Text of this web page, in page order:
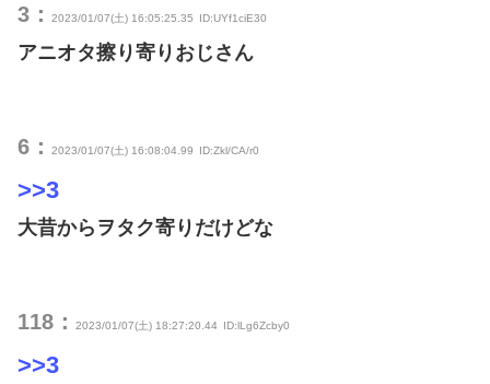
3： 2023/01/07(土) 16:05:25.35 ID:UYf1ciE30
アニオタ擦り寄りおじさん
6： 2023/01/07(土) 16:08:04.99 ID:Zkl/CA/r0
>>3
大昔からヲタク寄りだけどな
118： 2023/01/07(土) 18:27:20.44 ID:lLg6Zcby0
>>3